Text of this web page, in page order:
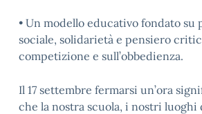
• Un modello educativo fondato su
sociale, solidarietà e pensiero
competizione e sull’obbedienza.
Il 17 settembre fermarsi un’ora
che la nostra scuola, i nostri luoghi